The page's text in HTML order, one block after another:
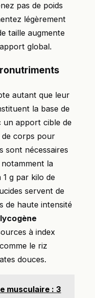
pas de poids
légèrement
taille augmente
global.
autant que leur
la base de
un apport cible de
de corps pour
sont nécessaires
la
g par kilo de
servent de
de haute intensité
à index
le riz
douces.
musculaire : 3